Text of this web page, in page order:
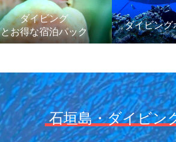
ダイビング
とお得な宿泊パック
ダイビング
石垣島・ダイビン